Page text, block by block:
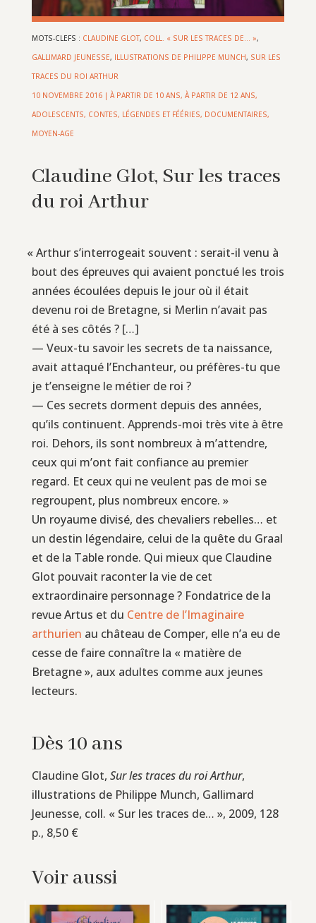
MOTS-CLEFS : CLAUDINE GLOT, COLL. « SUR LES TRACES DE… »,
GALLIMARD JEUNESSE, ILLUSTRATIONS DE PHILIPPE MUNCH, SUR LES
TRACES DU ROI ARTHUR
10 NOVEMBRE 2016| À PARTIR DE 10 ANS, À PARTIR DE 12 ANS,
ADOLESCENTS, CONTES, LÉGENDES ET FÉÉRIES, DOCUMENTAIRES,
MOYEN-AGE
Claudine Glot, Sur les traces
du roi Arthur
« Arthur s’interrogeait souvent : serait-il venu à
bout des épreuves qui avaient ponctué les trois
années écoulées depuis le jour où il était
devenu roi de Bretagne, si Merlin n’avait pas
été à ses côtés ? […]
— Veux-tu savoir les secrets de ta naissance,
avait attaqué l’Enchanteur, ou préfères-tu que
je t’enseigne le métier de roi ?
— Ces secrets dorment depuis des années,
qu’ils continuent. Apprends-moi très vite à être
roi. Dehors, ils sont nombreux à m’attendre,
ceux qui m’ont fait confiance au premier
regard. Et ceux qui ne veulent pas de moi se
regroupent, plus nombreux encore. »
Un royaume divisé, des chevaliers rebelles… et
un destin légendaire, celui de la quête du Graal
et de la Table ronde. Qui mieux que Claudine
Glot pouvait raconter la vie de cet
extraordinaire personnage ? Fondatrice de la
revue Artus et du Centre de l’Imaginaire
arthurien au château de Comper, elle n’a eu de
cesse de faire connaître la « matière de
Bretagne », aux adultes comme aux jeunes
lecteurs.
Dès 10 ans
Claudine Glot, Sur les traces du roi Arthur,
illustrations de Philippe Munch, Gallimard
Jeunesse, coll. « Sur les traces de… », 2009, 128
p., 8,50 €
Voir aussi